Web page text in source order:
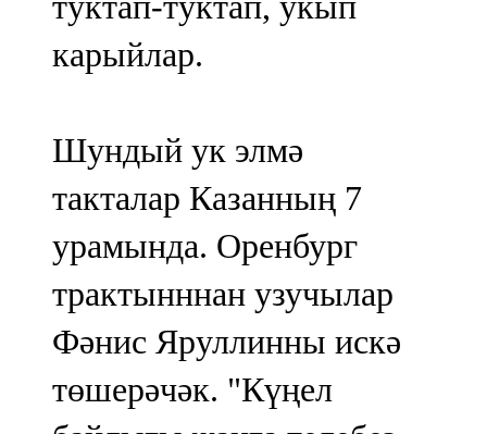
карыйлар.
Шундый ук элмә
такталар Казанның 7
урамында. Оренбург
трактынннан узучылар
Фәнис Яруллинны искә
төшерәчәк. "Күңел